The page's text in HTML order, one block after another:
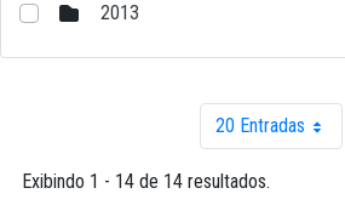
2013
20 EntradasPor página
Exibindo 1 - 14 de 14 resultados.